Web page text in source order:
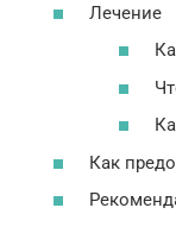
Лечение
Как